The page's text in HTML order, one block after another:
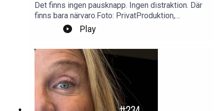
Det finns ingen pausknapp. Ingen distraktion. Där
finns bara närvaro.Foto: PrivatProduktion,
redigering och klipp: Heli BrewitzMusik: Lic. NEO
SoundsKontakt podcast:
jagarmodig@gmail.comFölj oss:
instagram.com/jagarmodig/
Play